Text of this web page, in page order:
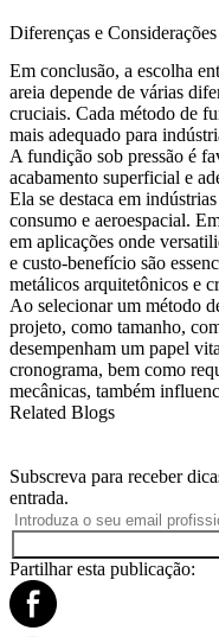
Diferenças e
Em conclusão, a escolha
areia depende de várias
cruciais. Cada método de
mais adequado para
A fundição sob pressão é
acabamento superficial e
Ela se destaca em
consumo e aeroespacial.
em aplicações onde
e custo-benefício são
metálicos arquitetônicos e
Ao selecionar um método
projeto, como tamanho,
desempenham um papel
cronograma, bem como
mecânicas, também
Related Blogs
Subscreva para receber
entrada.
Partilhar esta publicação: